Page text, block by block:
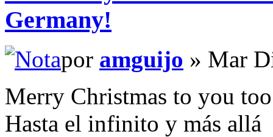
Germany!
por amguijo » Mar
Merry Christmas to you too
Hasta el infinito y más allá